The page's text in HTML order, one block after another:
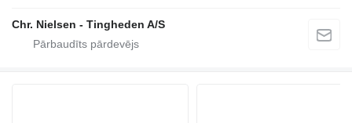
Chr. Nielsen - Tingheden A/S